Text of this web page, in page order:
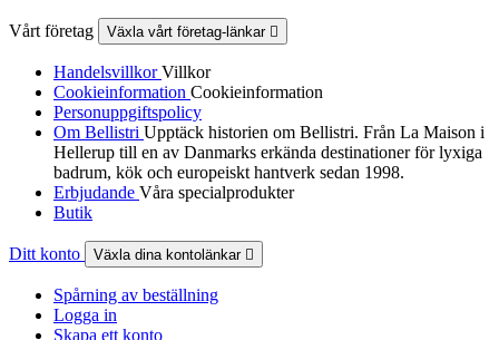
Vårt företag Växla vårt företag-länkar 
HandelsvillkorVillkor
Cookieinformation Cookieinformation
Personuppgiftspolicy
Om Bellistri Upptäck historien om Bellistri. Från La Maison i
Hellerup till en av Danmarks erkända destinationer för lyxiga
badrum, kök och europeiskt hantverk sedan 1998.
Erbjudande Våra specialprodukter
Butik
Ditt konto Växla dina kontolänkar 
Spårning av beställning
Logga in
Skapa ett konto